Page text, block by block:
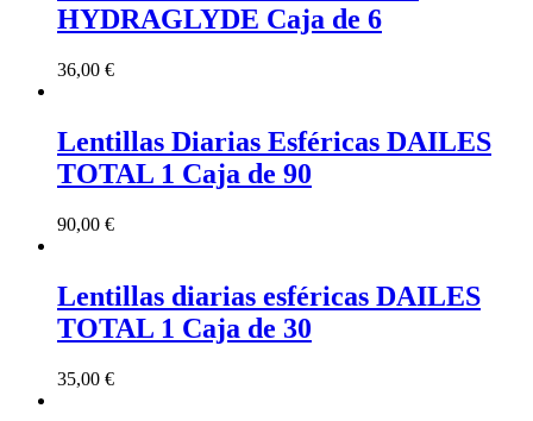
HYDRAGLYDE Caja de 6
36,00 €
Lentillas Diarias Esféricas DAILES
TOTAL 1 Caja de 90
90,00 €
Lentillas diarias esféricas DAILES
TOTAL 1 Caja de 30
35,00 €